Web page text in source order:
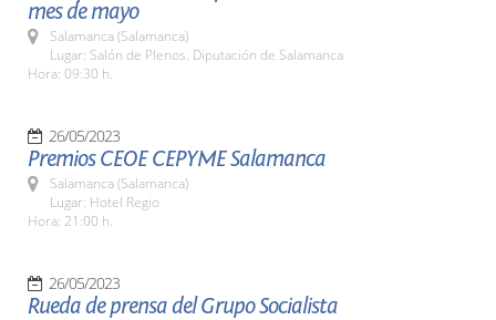
mes de mayo
Salamanca (Salamanca)
Lugar: Salón de Plenos. Diputación de Salamanca
Hora: 09:30 h.
26/05/2023
Premios CEOE CEPYME Salamanca
Salamanca (Salamanca)
Lugar: Hotel Regio
Hora: 21:00 h.
26/05/2023
Rueda de prensa del Grupo Socialista